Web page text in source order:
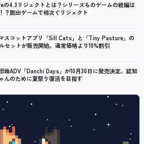
4.3リジェクトとは？シリーズものゲームの続編は
？脱出ゲームで相次ぐリジェクト
スコットアプリ「Sill Cats」と「Tiny Pasture」の
セットが販売開始。通常価格より10%割引
地ADV「Danchi Days」が10月30日に発売決定。認知
んのために夏祭り復活を目指す